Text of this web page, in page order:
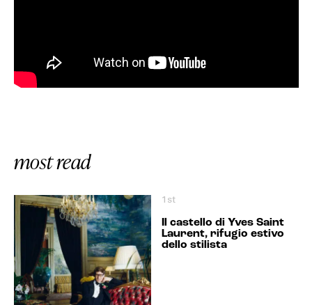
most read
1st
Il castello di Yves Saint
Laurent, rifugio estivo
dello stilista